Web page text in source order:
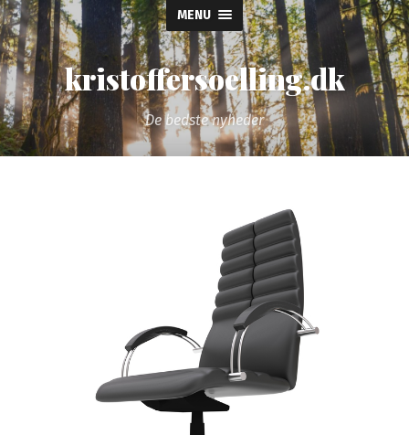
MENU
kristoffersoelling.dk
De bedste nyheder